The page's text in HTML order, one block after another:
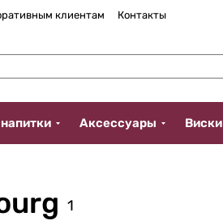
клиентам Контакты
Аксессуары Виски
1